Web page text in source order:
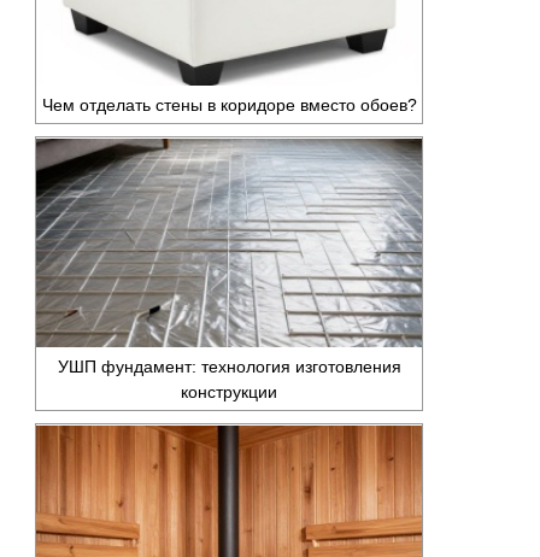
Чем отделать стены в коридоре вместо обоев?
УШП фундамент: технология изготовления
конструкции